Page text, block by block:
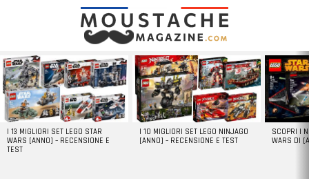
LATEST
STORIES
I 13 MIGLIORI SET LEGO STAR
WARS [ANNO] – RECENSIONE E
TEST
I 10 MIGLIORI SET LEGO NINJAGO
[ANNO] – RECENSIONE E TEST
SCOPRI I
WARS DI